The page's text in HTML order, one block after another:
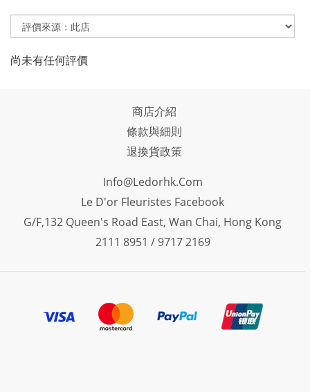
尚未有任何評價
商店介紹
條款與細則
退換貨政策
Info@ledorhk.com
Le D'or Fleuristes Facebook
G/F,132 Queen's Road East, Wan Chai, Hong Kong
2111 8951 / 9717 2169